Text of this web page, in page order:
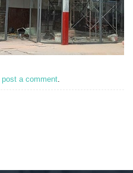
post a comment